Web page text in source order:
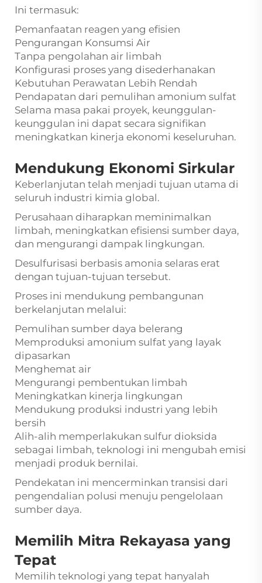
Ini termasuk:
Pemanfaatan reagen yang efisien
Pengurangan Konsumsi Air
Tanpa pengolahan air limbah
Konfigurasi proses yang disederhanakan
Kebutuhan Perawatan Lebih Rendah
Pendapatan dari pemulihan amonium sulfat
Selama masa pakai proyek, keunggulan-
keunggulan ini dapat secara signifikan
meningkatkan kinerja ekonomi keseluruhan.
Mendukung Ekonomi Sirkular
Keberlanjutan telah menjadi tujuan utama di
seluruh industri kimia global.
Perusahaan diharapkan meminimalkan
limbah, meningkatkan efisiensi sumber daya,
dan mengurangi dampak lingkungan.
Desulfurisasi berbasis amonia selaras erat
dengan tujuan-tujuan tersebut.
Proses ini mendukung pembangunan
berkelanjutan melalui:
Pemulihan sumber daya belerang
Memproduksi amonium sulfat yang layak
dipasarkan
Menghemat air
Mengurangi pembentukan limbah
Meningkatkan kinerja lingkungan
Mendukung produksi industri yang lebih
bersih
Alih-alih memperlakukan sulfur dioksida
sebagai limbah, teknologi ini mengubah emisi
menjadi produk bernilai.
Pendekatan ini mencerminkan transisi dari
pengendalian polusi menuju pengelolaan
sumber daya.
Memilih Mitra Rekayasa yang
Tepat
Memilih teknologi yang tepat hanyalah